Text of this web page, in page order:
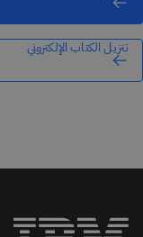
تنزيل الكتاب الإلكتروني